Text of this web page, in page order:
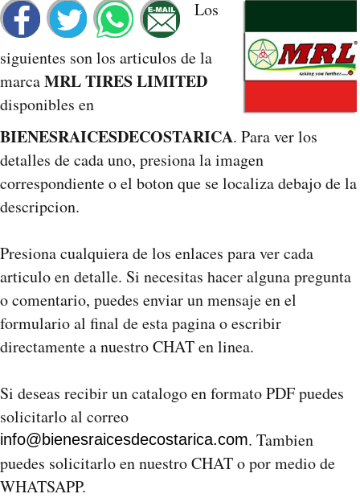
Los
siguientes son los articulos de la
marcaMRL TIRES LIMITED
disponibles en
BIENESRAICESDECOSTARICA. Para ver los
detalles de cada uno, presiona la imagen
correspondiente o el boton que se localiza debajo de la
descripcion.
Presiona cualquiera de los enlaces para ver cada
articulo en detalle. Si necesitas hacer alguna pregunta
o comentario, puedes enviar un mensaje en el
formulario al final de esta pagina o escribir
directamente a nuestro CHAT en linea.
Si deseas recibir un catalogo en formato PDF puedes
solicitarlo al correo
info@bienesraicesdecostarica.com. Tambien
puedes solicitarlo en nuestro CHAT o por medio de
WHATSAPP.